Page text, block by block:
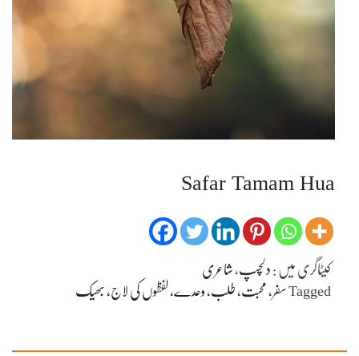
Safar Tamam Hua
کیٹاگری میں : دلچسپ، شاعری
Taggedسفر، محبت، طلب، وعدے، لفظوں کی لاج، بھیک